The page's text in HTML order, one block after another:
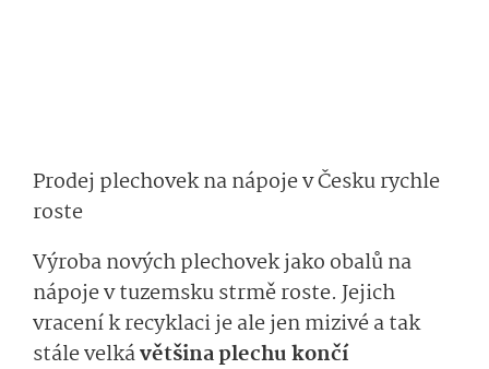
Prodej plechovek na nápoje v Česku rychle
roste
Výroba nových plechovek jako obalů na
nápoje v tuzemsku strmě roste. Jejich
vracení k recyklaci je ale jen mizivé a tak
stále velkávětšina plechu končí